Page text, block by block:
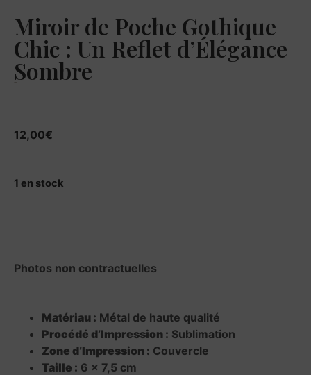
Miroir de Poche Gothique
Chic : Un Reflet d’Élégance
Sombre
12,00€
1 en stock
Photos non contractuelles
Matériau : Métal de haute qualité
Procédé d’Impression : Sublimation
Zone d’Impression : Couvercle
Taille : 6 x 7,5 cm